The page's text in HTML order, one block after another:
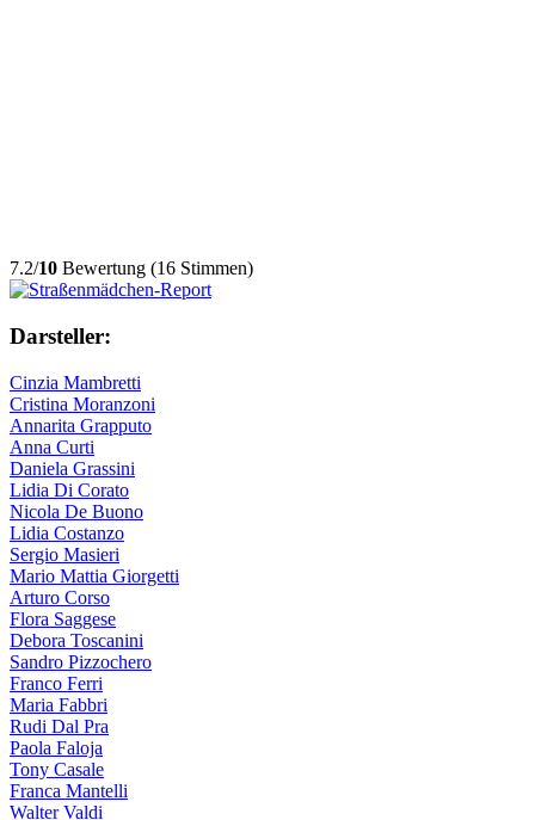
7.2/10 Bewertung (16 Stimmen)
Darsteller:
Cinzia Mambretti
Cristina Moranzoni
Annarita Grapputo
Anna Curti
Daniela Grassini
Lidia Di Corato
Nicola De Buono
Lidia Costanzo
Sergio Masieri
Mario Mattia Giorgetti
Arturo Corso
Flora Saggese
Debora Toscanini
Sandro Pizzochero
Franco Ferri
Maria Fabbri
Rudi Dal Pra
Paola Faloja
Tony Casale
Franca Mantelli
Walter Valdi